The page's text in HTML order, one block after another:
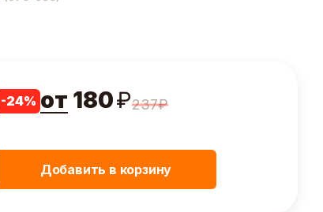
-24% от 180₽237₽
Добавить в корзину